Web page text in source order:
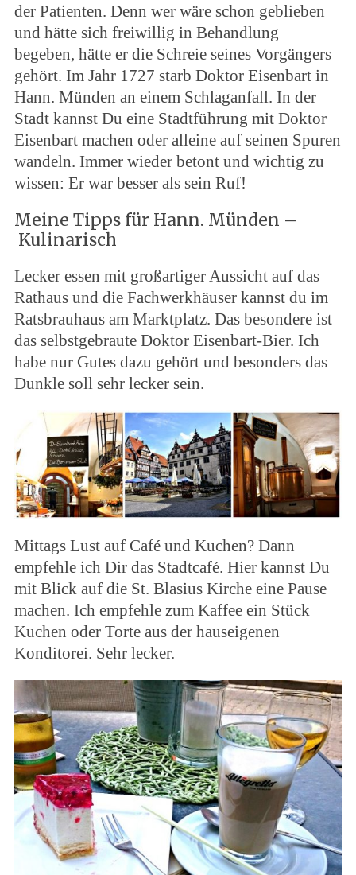
der Patienten. Denn wer wäre schon geblieben
und hätte sich freiwillig in Behandlung
begeben, hätte er die Schreie seines Vorgängers
gehört. Im Jahr 1727 starb Doktor Eisenbart in
Hann. Münden an einem Schlaganfall. In der
Stadt kannst Du eine Stadtführung mit Doktor
Eisenbart machen oder alleine auf seinen Spuren
wandeln. Immer wieder betont und wichtig zu
wissen: Er war besser als sein Ruf!
Meine Tipps für Hann. Münden –
Kulinarisch
Lecker essen mit großartiger Aussicht auf das
Rathaus und die Fachwerkhäuser kannst du im
Ratsbrauhaus am Marktplatz. Das besondere ist
das selbstgebraute Doktor Eisenbart-Bier. Ich
habe nur Gutes dazu gehört und besonders das
Dunkle soll sehr lecker sein.
Mittags Lust auf Café und Kuchen? Dann
empfehle ich Dir das Stadtcafé. Hier kannst Du
mit Blick auf die St. Blasius Kirche eine Pause
machen. Ich empfehle zum Kaffee ein Stück
Kuchen oder Torte aus der hauseigenen
Konditorei. Sehr lecker.